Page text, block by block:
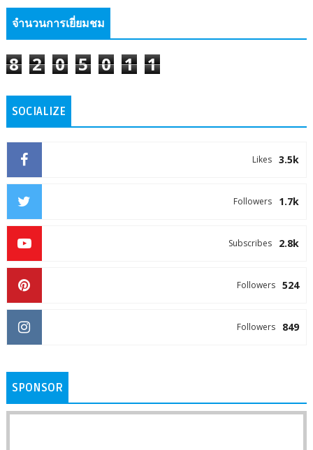
จำนวนการเยี่ยมชม
8 2 0 5 0 1 1
SOCIALIZE
3.5k
Likes
1.7k
Followers
2.8k
Subscribes
524
Followers
849
Followers
SPONSOR